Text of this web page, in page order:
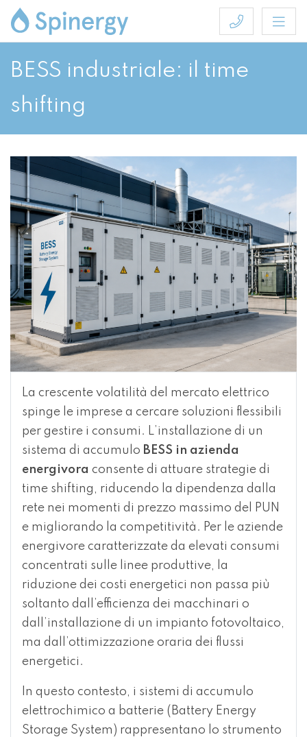
BESS industriale: il time
shifting
La crescente volatilità del mercato elettrico
spinge le imprese a cercare soluzioni flessibili
per gestire i consumi. L’installazione di un
sistema di accumulo BESS in azienda
energivora consente di attuare strategie di
time shifting, riducendo la dipendenza dalla
rete nei momenti di prezzo massimo del PUN
e migliorando la competitività. Per le aziende
energivore caratterizzate da elevati consumi
concentrati sulle linee produttive, la
riduzione dei costi energetici non passa più
soltanto dall’efficienza dei macchinari o
dall’installazione di un impianto fotovoltaico,
ma dall’ottimizzazione oraria dei flussi
energetici.
In questo contesto, i sistemi di accumulo
elettrochimico a batterie (Battery Energy
Storage System) rappresentano lo strumento